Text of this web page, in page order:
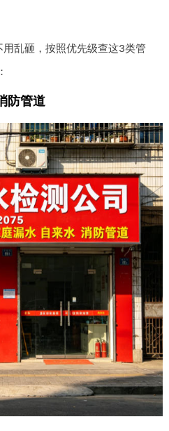
乱砸，按照优先级查这3类管
防管道